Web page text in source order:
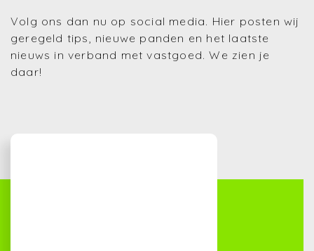
Volg ons dan nu op social media. Hier posten wij
geregeld tips, nieuwe panden en het laatste
nieuws in verband met vastgoed. We zien je
daar!